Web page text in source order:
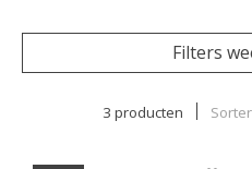
Filters
3 producten